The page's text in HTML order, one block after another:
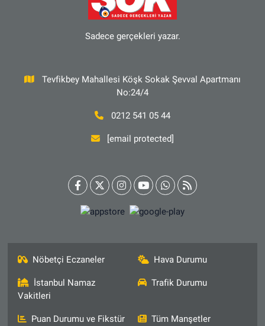
Sadece gerçekleri yazar.
Tevfikbey Mahallesi Köşk Sokak Şevval Apartmanı
No:24/4
0212 541 05 44
[email protected]
Nöbetçi Eczaneler Hava Durumu
İstanbul Namaz
Vakitleri
Trafik Durumu
Puan Durumu ve Fikstür Tüm Manşetler